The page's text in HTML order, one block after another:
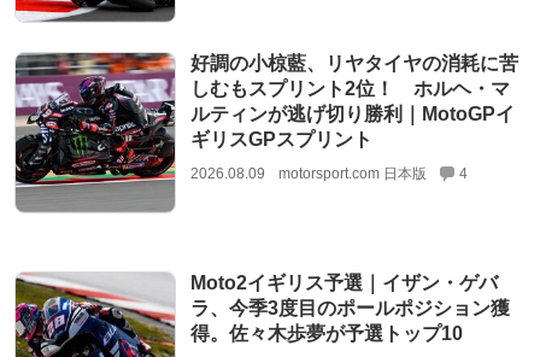
好調の小椋藍、リヤタイヤの消耗に苦
しむもスプリント2位！ ホルヘ・マ
ルティンが逃げ切り勝利｜MotoGPイ
ギリスGPスプリント
2026.08.09 motorsport.com 日本版 4
Moto2イギリス予選｜イザン・ゲバ
ラ、今季3度目のポールポジション獲
得。佐々木歩夢が予選トップ10